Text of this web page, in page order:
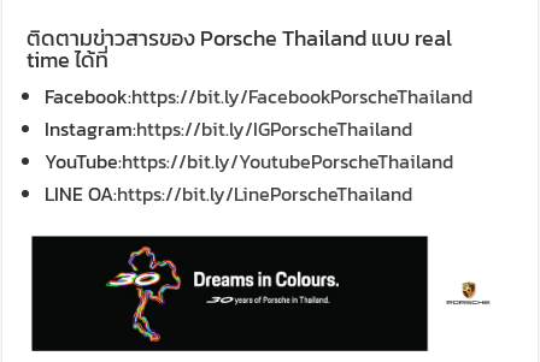
ติดตามข่าวสารของ Porsche Thailand แบบ real
time ได้ที่
Facebook:https://bit.ly/FacebookPorscheThailand
Instagram:https://bit.ly/IGPorscheThailand
YouTube:https://bit.ly/YoutubePorscheThailand
LINE OA:https://bit.ly/LinePorscheThailand